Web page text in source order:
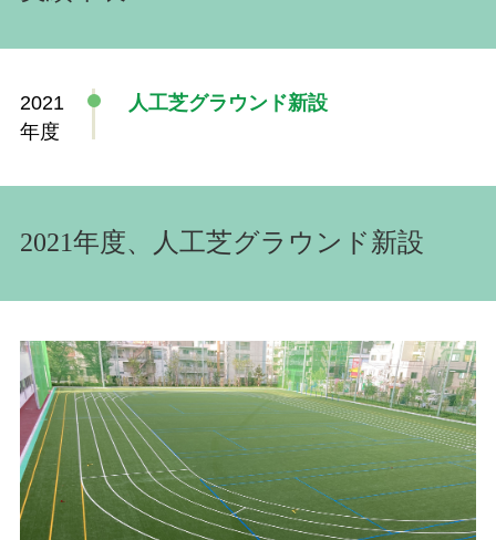
2021
年度
人工芝グラウンド新設
2021年度、人工芝グラウンド新設